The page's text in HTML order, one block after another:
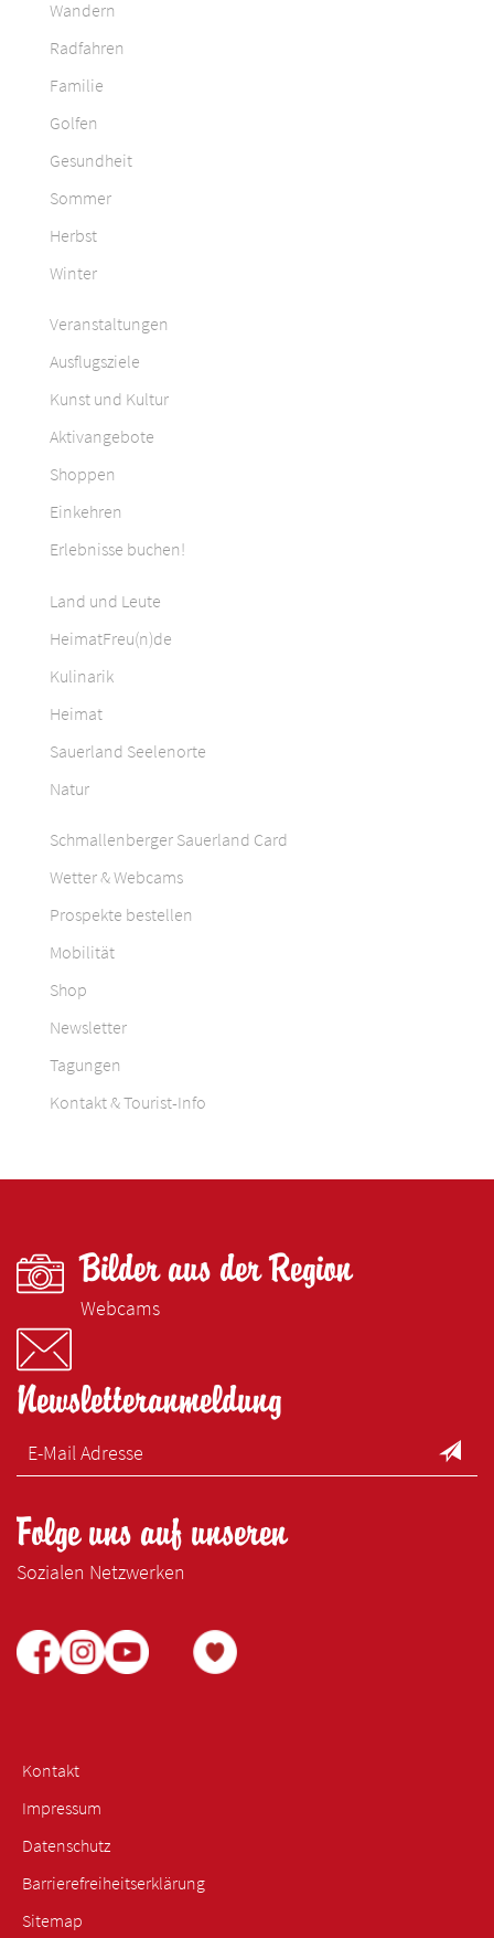
Wandern
Radfahren
Familie
Golfen
Gesundheit
Sommer
Herbst
Winter
Veranstaltungen
Ausflugsziele
Kunst und Kultur
Aktivangebote
Shoppen
Einkehren
Erlebnisse buchen!
Land und Leute
HeimatFreu(n)de
Kulinarik
Heimat
Sauerland Seelenorte
Natur
Schmallenberger Sauerland Card
Wetter & Webcams
Prospekte bestellen
Mobilität
Shop
Newsletter
Tagungen
Kontakt & Tourist-Info
Bilder aus der Region
Webcams
Newsletteranmeldung
Folge uns auf unseren
Sozialen Netzwerken
Kontakt
Impressum
Datenschutz
Barrierefreiheitserklärung
Sitemap